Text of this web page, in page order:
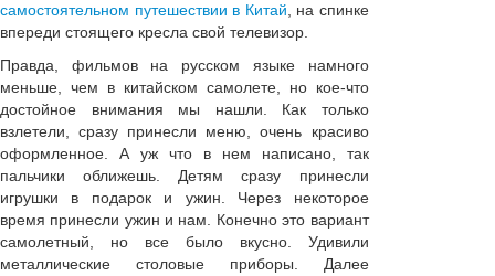
самостоятельном путешествии в Китай, на спинке
впереди стоящего кресла свой телевизор.
Правда, фильмов на русском языке намного
меньше, чем в китайском самолете, но кое-что
достойное внимания мы нашли. Как только
взлетели, сразу принесли меню, очень красиво
оформленное. А уж что в нем написано, так
пальчики оближешь. Детям сразу принесли
игрушки в подарок и ужин. Через некоторое
время принесли ужин и нам. Конечно это вариант
самолетный, но все было вкусно. Удивили
металлические столовые приборы. Далее